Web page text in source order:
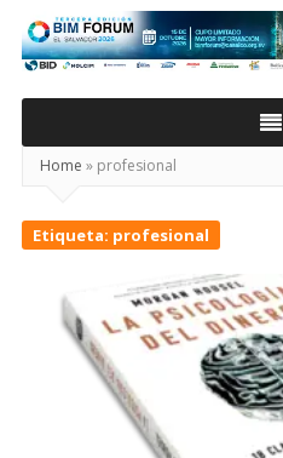
Construcción
Home » profesional
Etiqueta: profesional